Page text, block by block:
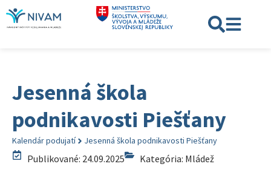
Jesenná škola
podnikavosti Piešťany
Kalendár podujatí Jesenná škola podnikavosti Piešťany
Publikované: 24.09.2025 Kategória: Mládež